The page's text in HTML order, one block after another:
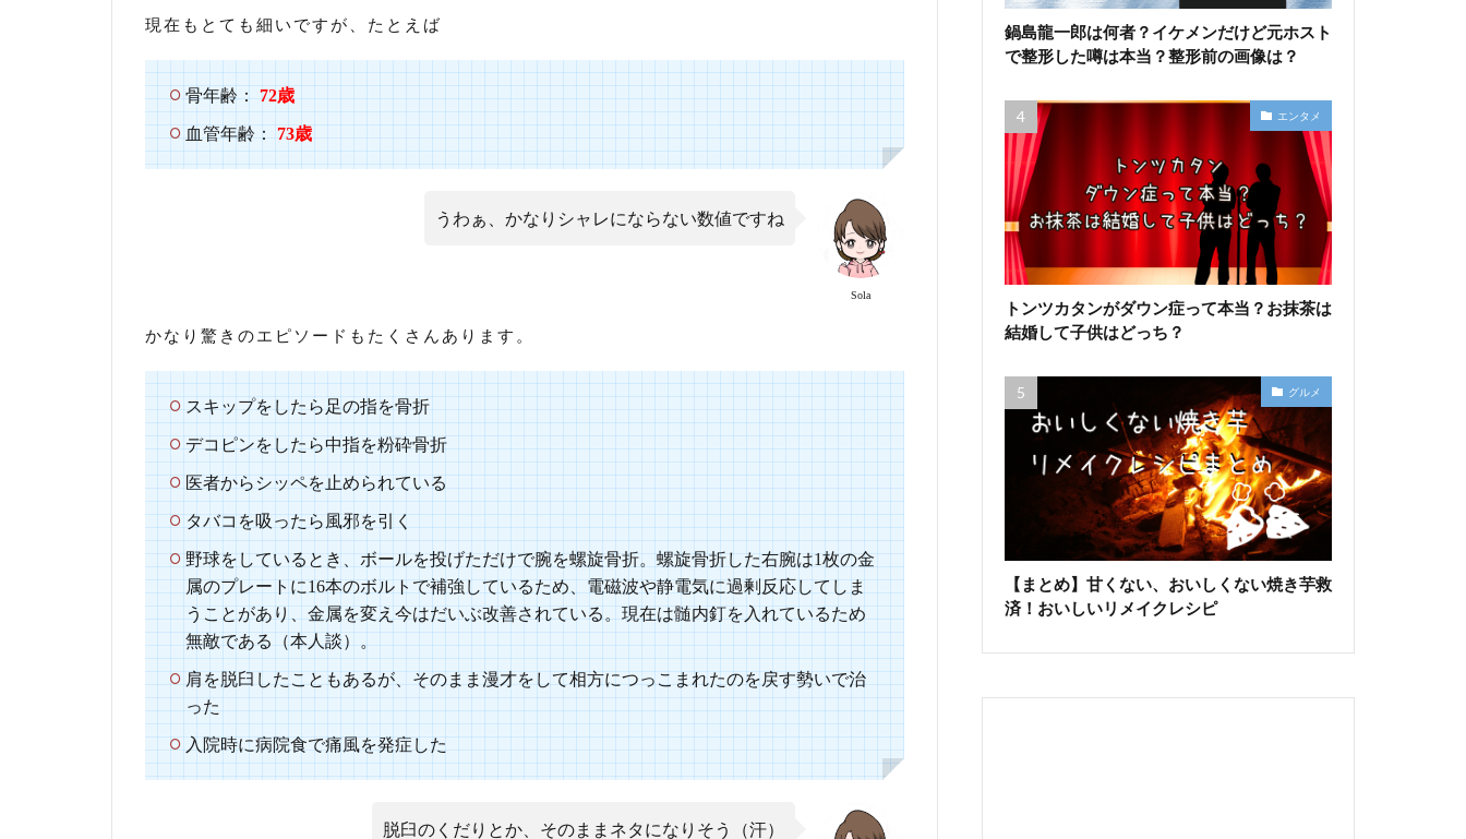
3.1
（嫁）
3.2
双子
の姉
スタ
石田
さん
の娘
が亡
くな
って
いる
と
は？
4.1
説1：
一度
流産
して
いる
から
4.2
現在もとても細いですが、たとえば
骨年齢：72歳
血管年齢：73歳
Sola
うわぁ、かなりシャレにならない数値ですね
かなり驚きのエピソードもたくさんあります。
スキップをしたら足の指を骨折
デコピンをしたら中指を粉砕骨折
医者からシッペを止められている
タバコを吸ったら風邪を引く
野球をしているとき、ボールを投げただけで腕を螺旋骨折。螺旋骨折した右腕は1枚の金
属のプレートに16本のボルトで補強しているため、電磁波や静電気に過剰反応してしま
うことがあり、金属を変え今はだいぶ改善されている。現在は髄内釘を入れているため
無敵である（本人談）。
肩を脱臼したこともあるが、そのまま漫才をして相方につっこまれたのを戻す勢いで治
った
入院時に病院食で痛風を発症した
脱臼のくだりとか、そのままネタになりそう（汗）
鍋島龍一郎は何者？イケメンだけど元ホスト
で整形した噂は本当？整形前の画像は？
エンタメ
トンツカタンがダウン症って本当？お抹茶は
結婚して子供はどっち？
グルメ
【まとめ】甘くない、おいしくない焼き芋救
済！おいしいリメイクレシピ